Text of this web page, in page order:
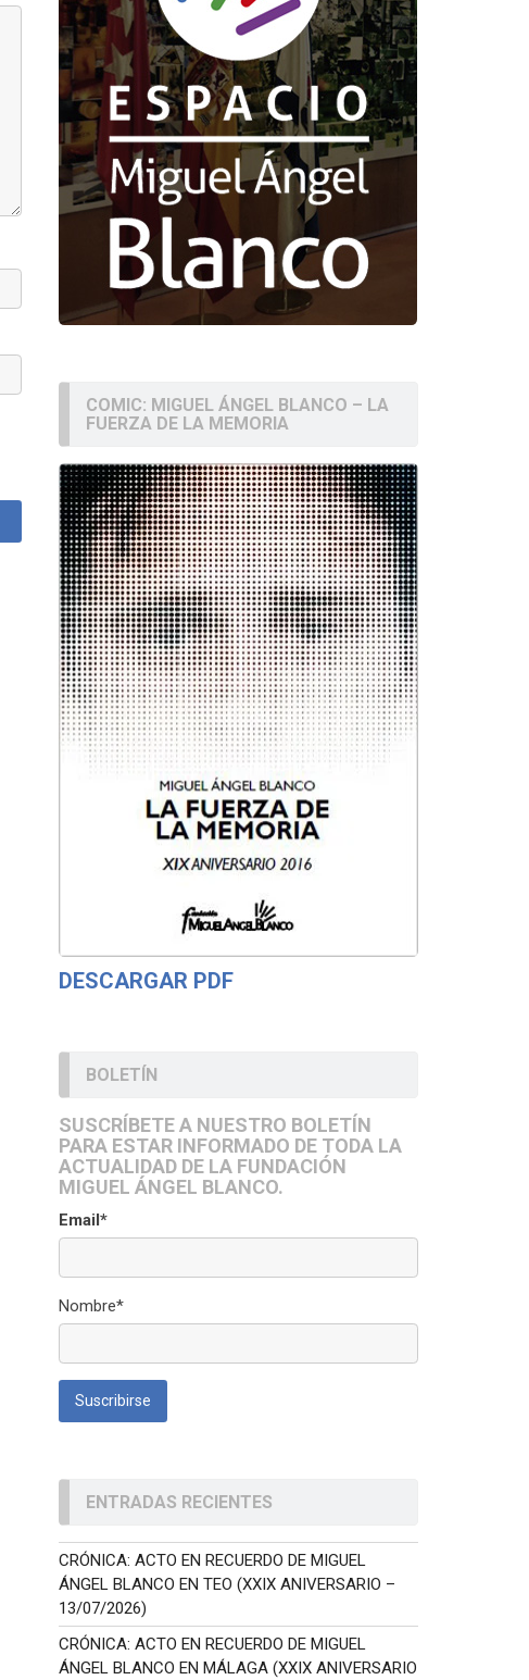
COMIC: MIGUEL ÁNGEL BLANCO – LA
FUERZA DE LA MEMORIA
DESCARGAR PDF
BOLETÍN
SUSCRÍBETE A NUESTRO BOLETÍN
PARA ESTAR INFORMADO DE TODA LA
ACTUALIDAD DE LA FUNDACIÓN
MIGUEL ÁNGEL BLANCO.
Email*
Nombre*
ENTRADAS RECIENTES
CRÓNICA: ACTO EN RECUERDO DE MIGUEL
ÁNGEL BLANCO EN TEO (XXIX ANIVERSARIO –
13/07/2026)
CRÓNICA: ACTO EN RECUERDO DE MIGUEL
ÁNGEL BLANCO EN MÁLAGA (XXIX ANIVERSARIO